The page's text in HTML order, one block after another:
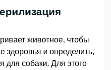
животное, чтобы
здоровья и определить,
для собаки. Для этого